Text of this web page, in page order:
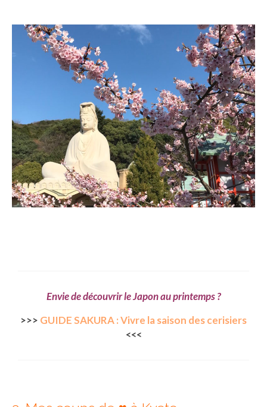
– Hué & Hoi An
– Quy Nhon
BONNES ADRESSES
BERLIN
Restos asiatiques
Marchés
CHIANG MAI
Cafés
LONDRES
Marchés
Envie de découvrir le Japon au printemps ?
>>> GUIDE SAKURA : Vivre la saison des cerisiers
<<<